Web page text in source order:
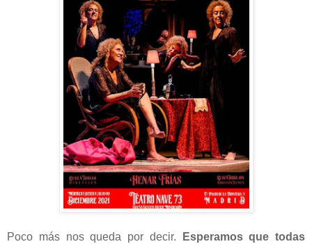
Poco más nos queda por decir.
Esperamos que todas